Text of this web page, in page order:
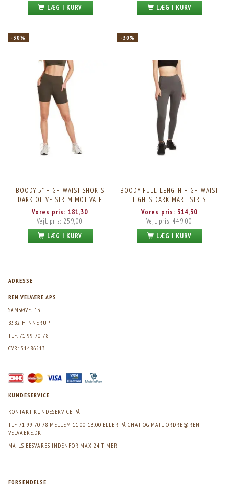
LÆG I KURV
LÆG I KURV
-30%
BOODY 5" HIGH-WAIST SHORTS
DARK OLIVE STR. M MOTIVATE
Vores pris: 181,30
Vejl. pris: 259,00
LÆG I KURV
-30%
BOODY FULL-LENGTH HIGH-WAIST
TIGHTS DARK MARL STR. S
Vores pris: 314,30
Vejl. pris: 449,00
LÆG I KURV
ADRESSE
REN VELVÆRE APS
SAMSØVEJ 13
8382 HINNERUP
TLF. 71 99 70 78
CVR: 31486513
KUNDESERVICE
KONTAKT KUNDESERVICE PÅ
TLF 71 99 70 78 MELLEM 11.00-13.00 ELLER PÅ CHAT OG MAIL ORDRE@REN-
VELVAERE.DK
MAILS BESVARES INDENFOR MAX 24 TIMER
FORSENDELSE